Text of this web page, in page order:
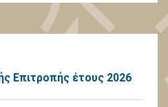
Επιτροπής έτους 2026